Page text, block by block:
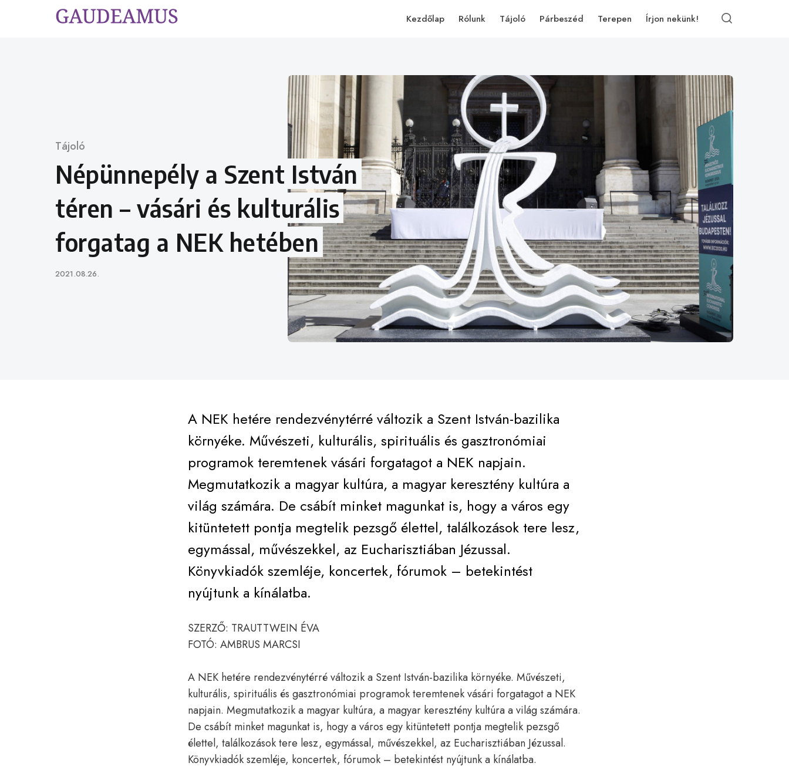
Kezdőlap Rólunk Tájoló Párbeszéd Terepen Írjon nekünk!
Category
Tájoló
Népünnepély a Szent István
téren – vásári és kulturális
forgatag a NEK hetében
Published
2021.08.26.
A NEK hetére rendezvénytérré változik a Szent István-bazilika
környéke. Művészeti, kulturális, spirituális és gasztronómiai
programok teremtenek vásári forgatagot a NEK napjain.
Megmutatkozik a magyar kultúra, a magyar keresztény kultúra a
világ számára. De csábít minket magunkat is, hogy a város egy
kitüntetett pontja megtelik pezsgő élettel, találkozások tere lesz,
egymással, művészekkel, az Eucharisztiában Jézussal.
Könyvkiadók szemléje, koncertek, fórumok – betekintést
nyújtunk a kínálatba.
SZERZŐ: TRAUTTWEIN ÉVA
FOTÓ: AMBRUS MARCSI
A NEK hetére rendezvénytérré változik a Szent István-bazilika környéke. Művészeti,
kulturális, spirituális és gasztronómiai programok teremtenek vásári forgatagot a NEK
napjain. Megmutatkozik a magyar kultúra, a magyar keresztény kultúra a világ számára.
De csábít minket magunkat is, hogy a város egy kitüntetett pontja megtelik pezsgő
élettel, találkozások tere lesz, egymással, művészekkel, az Eucharisztiában Jézussal.
Könyvkiadók szemléje, koncertek, fórumok – betekintést nyújtunk a kínálatba.